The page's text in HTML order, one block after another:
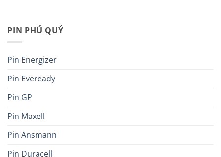
PIN PHÚ QUÝ
Pin Energizer
Pin Eveready
Pin GP
Pin Maxell
Pin Ansmann
Pin Duracell